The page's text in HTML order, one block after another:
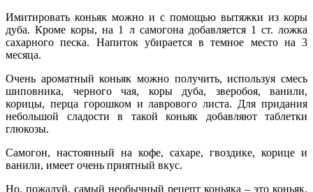
Имитировать коньяк можно и с помощью вытяжки из коры
дуба. Кроме коры, на 1 л самогона добавляется 1 ст. ложка
сахарного песка. Напиток убирается в темное место на 3
месяца.
Очень ароматный коньяк можно получить, используя смесь
шиповника, черного чая, коры дуба, зверобоя, ванили,
корицы, перца горошком и лаврового листа. Для придания
небольшой сладости в такой коньяк добавляют таблетки
глюкозы.
Самогон, настоянный на кофе, сахаре, гвоздике, корице и
ванили, имеет очень приятный вкус.
Но, пожалуй, самый необычный рецепт коньяка – это коньяк,